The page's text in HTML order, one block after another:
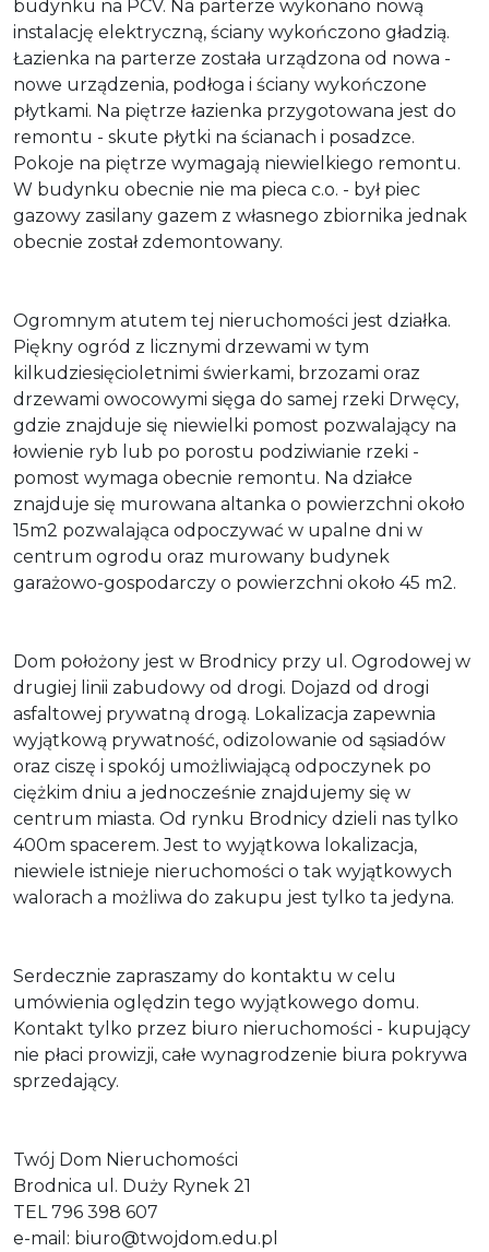
budynku na PCV. Na parterze wykonano nową
instalację elektryczną, ściany wykończono gładzią.
Łazienka na parterze została urządzona od nowa -
nowe urządzenia, podłoga i ściany wykończone
płytkami. Na piętrze łazienka przygotowana jest do
remontu - skute płytki na ścianach i posadzce.
Pokoje na piętrze wymagają niewielkiego remontu.
W budynku obecnie nie ma pieca c.o. - był piec
gazowy zasilany gazem z własnego zbiornika jednak
obecnie został zdemontowany.
Ogromnym atutem tej nieruchomości jest działka.
Piękny ogród z licznymi drzewami w tym
kilkudziesięcioletnimi świerkami, brzozami oraz
drzewami owocowymi sięga do samej rzeki Drwęcy,
gdzie znajduje się niewielki pomost pozwalający na
łowienie ryb lub po porostu podziwianie rzeki -
pomost wymaga obecnie remontu. Na działce
znajduje się murowana altanka o powierzchni około
15m2 pozwalająca odpoczywać w upalne dni w
centrum ogrodu oraz murowany budynek
garażowo-gospodarczy o powierzchni około 45 m2.
Dom położony jest w Brodnicy przy ul. Ogrodowej w
drugiej linii zabudowy od drogi. Dojazd od drogi
asfaltowej prywatną drogą. Lokalizacja zapewnia
wyjątkową prywatność, odizolowanie od sąsiadów
oraz ciszę i spokój umożliwiającą odpoczynek po
ciężkim dniu a jednocześnie znajdujemy się w
centrum miasta. Od rynku Brodnicy dzieli nas tylko
400m spacerem. Jest to wyjątkowa lokalizacja,
niewiele istnieje nieruchomości o tak wyjątkowych
walorach a możliwa do zakupu jest tylko ta jedyna.
Serdecznie zapraszamy do kontaktu w celu
umówienia oględzin tego wyjątkowego domu.
Kontakt tylko przez biuro nieruchomości - kupujący
nie płaci prowizji, całe wynagrodzenie biura pokrywa
sprzedający.
Twój Dom Nieruchomości
Brodnica ul. Duży Rynek 21
TEL 796 398 607
e-mail: biuro@twojdom.edu.pl